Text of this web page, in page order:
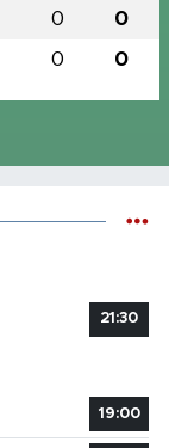
0 0
0 0
21:30
19:00